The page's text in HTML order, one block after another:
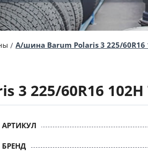
А/шина Barum Polaris 3 225/60R16
225/60R16 102H
АРТИКУЛ
БРЕНД